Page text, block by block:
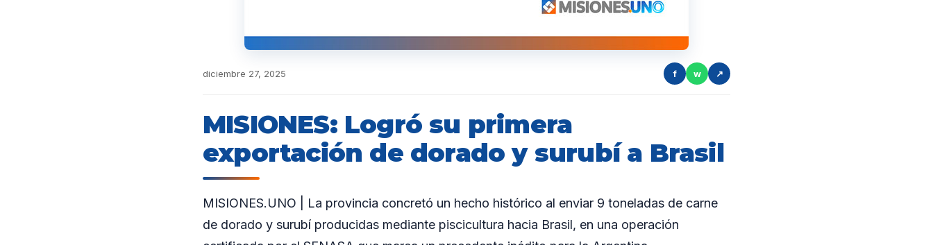
diciembre 27, 2025 f w ↗
MISIONES: Logró su primera
exportación de dorado y surubí a Brasil
MISIONES.UNO | La provincia concretó un hecho histórico al enviar 9 toneladas de carne
de dorado y surubí producidas mediante piscicultura hacia Brasil, en una operación